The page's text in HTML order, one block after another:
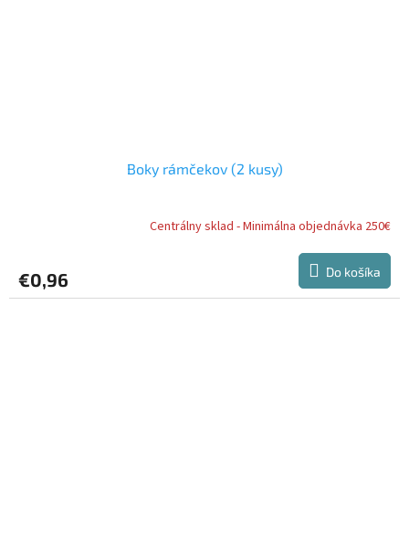
Boky rámčekov (2 kusy)
Centrálny sklad - Minimálna objednávka 250€
€0,96 Do košíka